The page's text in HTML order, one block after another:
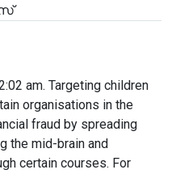
am. Targeting children
organisations in the
fraud by spreading
the mid-brain and
certain courses. For